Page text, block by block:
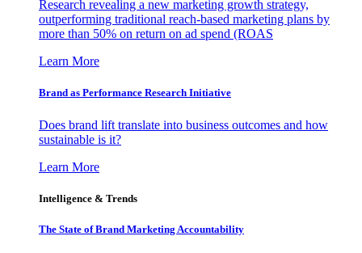
Research revealing a new marketing growth strategy,
outperforming traditional reach-based marketing plans by
more than 50% on return on ad spend (ROAS
Learn More
Brand as Performance Research Initiative
Does brand lift translate into business outcomes and how
sustainable is it?
Learn More
Intelligence & Trends
The State of Brand Marketing Accountability